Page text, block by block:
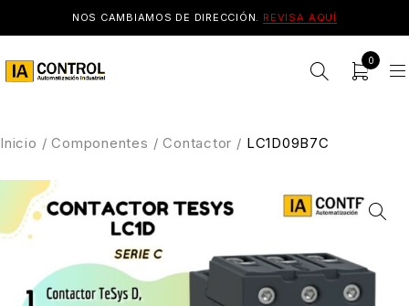
NOS CAMBIAMOS DE DIRECCIÓN. REVISA AQUÍ
0
Inicio / Componentes / Contactor / LC1D09B7C